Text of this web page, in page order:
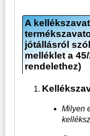
A
jótállásról
melléklet a
rendelethez)
Milyen